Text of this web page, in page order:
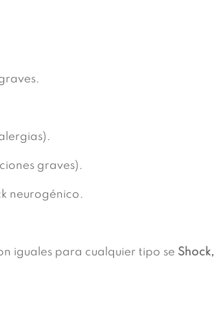
graves).
neurogénico.
iguales para cualquier tipo se Shock,